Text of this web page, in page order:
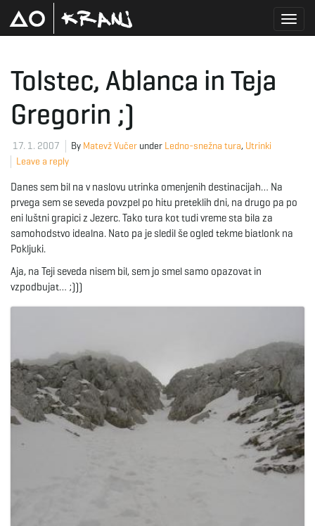
e
n
a
Tolstec, Ablanca in Teja
Gregorin ;)
17. 1. 2007 By Matevž Vučer under Ledno-snežna tura, Utrinki
Leave a reply
Danes sem bil na v naslovu utrinka omenjenih destinacijah… Na
prvega sem se seveda povzpel po hitu preteklih dni, na drugo pa po
eni luštni grapici z Jezerc. Tako tura kot tudi vreme sta bila za
samohodstvo idealna. Nato pa je sledil še ogled tekme biatlonk na
Pokljuki.
Aja, na Teji seveda nisem bil, sem jo smel samo opazovat in
vzpodbujat… ;)))